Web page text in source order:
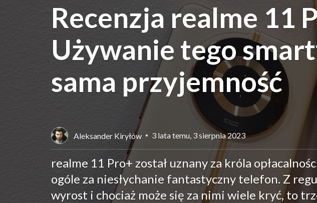
Recenzja realme 11
Używanie tego
sama przyjemność
Aleksander Kiryłów 3 lata temu, 3 sierpnia 2023
realme 11 Pro+ został uznany za króla
ogóle za niesłychanie fantastyczny telefon. Z
wyrost i chociaż może się za nimi wiele kryć, to